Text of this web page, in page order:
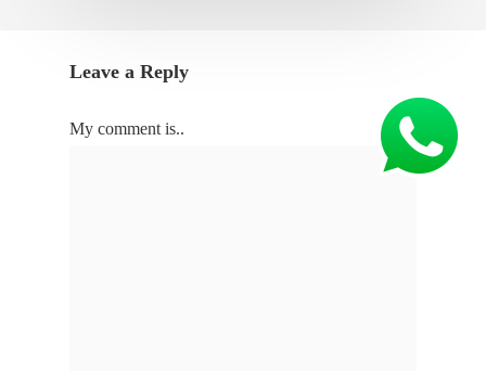
Leave a Reply
My comment is..